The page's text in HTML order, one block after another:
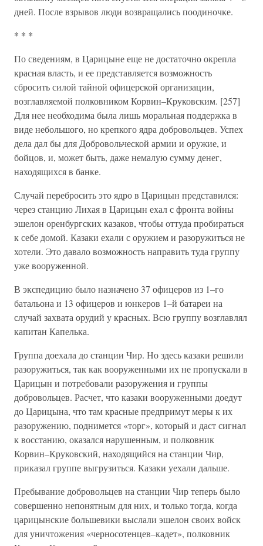
дней. После взрывов люди возвращались поодиночке.
* * *
По сведениям, в Царицыне еще не достаточно окрепла
красная власть, и ее представляется возможность
сбросить силой тайной офицерской организации,
возглавляемой полковником Корвин–Круковским. [257]
Для нее необходима была лишь моральная поддержка в
виде небольшого, но крепкого ядра добровольцев. Успех
дела дал бы для Добровольческой армии и оружие, и
бойцов, и, может быть, даже немалую сумму денег,
находящихся в банке.
Случай перебросить это ядро в Царицын представился:
через станцию Лихая в Царицын ехал с фронта войны
эшелон оренбургских казаков, чтобы оттуда пробираться
к себе домой. Казаки ехали с оружием и разоружиться не
хотели. Это давало возможность направить туда группу
уже вооруженной.
В экспедицию было назначено 37 офицеров из 1–го
батальона и 13 офицеров и юнкеров 1–й батареи на
случай захвата орудий у красных. Всю группу возглавлял
капитан Капелька.
Группа доехала до станции Чир. Но здесь казаки решили
разоружиться, так как вооруженными их не пропускали в
Царицын и потребовали разоружения и группы
добровольцев. Расчет, что казаки вооруженными доедут
до Царицына, что там красные предпримут меры к их
разоружению, поднимется «торг», который и даст сигнал
к восстанию, оказался нарушенным, и полковник
Корвин–Круковский, находящийся на станции Чир,
приказал группе выгрузиться. Казаки уехали дальше.
Пребывание добровольцев на станции Чир теперь было
совершенно непонятным для них, и только тогда, когда
царицынские большевики выслали эшелон своих войск
для уничтожения «черносотенцев–кадет», полковник